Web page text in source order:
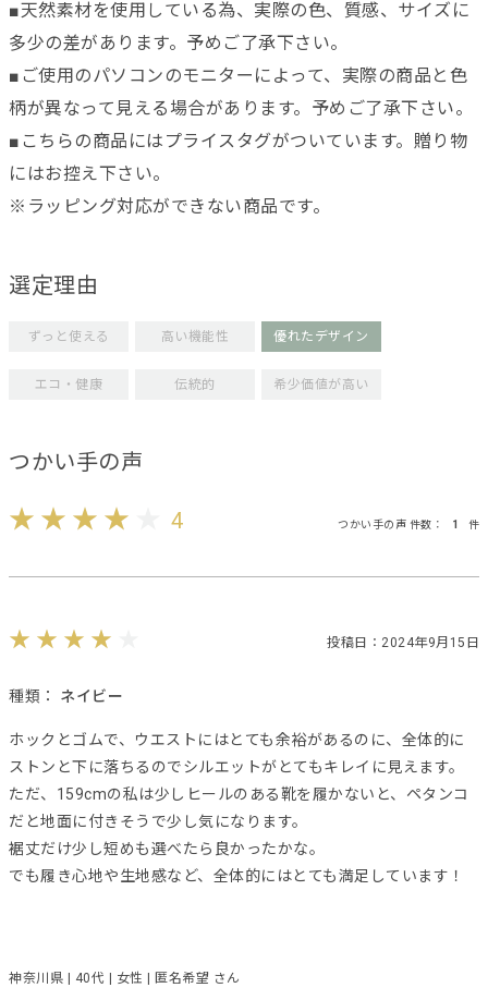
■天然素材を使用している為、実際の色、質感、サイズに
多少の差があります。予めご了承下さい。
■ご使用のパソコンのモニターによって、実際の商品と色
柄が異なって見える場合があります。予めご了承下さい。
■こちらの商品にはプライスタグがついています。贈り物
にはお控え下さい。
※ラッピング対応ができない商品です。
選定理由
ずっと使える 高い機能性 優れたデザイン
エコ・健康 伝統的 希少価値が高い
つかい手の声
4 つかい手の声 件数： 1 件
投稿日：2024年9月15日
種類： ネイビー
ホックとゴムで、ウエストにはとても余裕があるのに、全体的に
ストンと下に落ちるのでシルエットがとてもキレイに見えます。
ただ、159cmの私は少しヒールのある靴を履かないと、ペタンコ
だと地面に付きそうで少し気になります。
裾丈だけ少し短めも選べたら良かったかな。
でも履き心地や生地感など、全体的にはとても満足しています！
神奈川県 | 40代 | 女性 | 匿名希望 さん